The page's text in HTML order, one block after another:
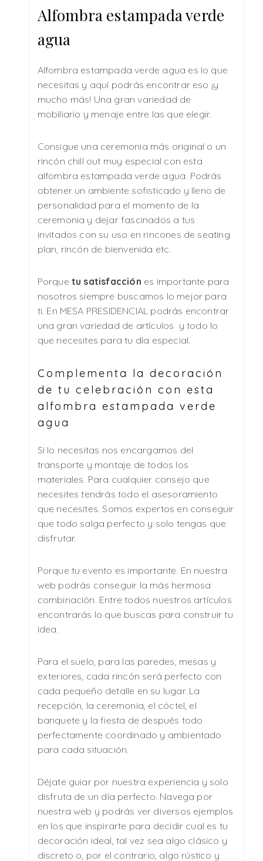
Alfombra estampada verde
agua
Alfombra estampada verde agua es lo que
necesitas y aquí podrás encontrar eso ¡y
mucho más! Una gran variedad de
mobiliario y menaje entre las que elegir.
Consigue una ceremonia más original o un
rincón chill out muy especial con esta
alfombra estampada verde agua. Podrás
obtener un ambiente sofisticado y lleno de
personalidad para el momento de la
ceremonia y dejar fascinados a tus
invitados con su uso en rincones de seating
plan, rincón de bienvenida etc.
Porque tu satisfacción es importante para
nosotros siempre buscamos lo mejor para
ti. En MESA PRESIDENCIAL podrás encontrar
una gran variedad de artículos y todo lo
que necesites para tu día especial.
Complementa la decoración
de tu celebración con esta
alfombra estampada verde
agua
Si lo necesitas nos encargamos del
transporte y montaje de todos los
materiales. Para cualquier consejo que
necesites tendrás todo el asesoramiento
que necesites. Somos expertos en conseguir
que todo salga perfecto y solo tengas que
disfrutar.
Porque tu evento es importante. En nuestra
web podrás conseguir la más hermosa
combinación. Entre todos nuestros artículos
encontrarás lo que buscas para construir tu
idea.
Para el suelo, para las paredes, mesas y
exteriores, cada rincón será perfecto con
cada pequeño detalle en su lugar. La
recepción, la ceremonia, el cóctel, el
banquete y la fiesta de después todo
perfectamente coordinado y ambientado
para cada situación.
Déjate guiar por nuestra experiencia y solo
disfruta de un día perfecto. Navega por
nuestra web y podrás ver diversos ejemplos
en los que inspirarte para decidir cual es tu
decoración ideal, tal vez sea algo clásico y
discreto o, por el contrario, algo rústico y